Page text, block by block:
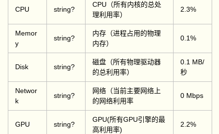
CPU string?
CPU（所有内核的总处
理利用率）
2.3%
Memor
y
string?
内存（进程占用的物理
内存）
0.1%
Disk string?
磁盘（所有物理驱动器
的总利用率）
0.1 MB/
秒
Networ
k
string?
网络（当前主要网络上
的网络利用率
0 Mbps
GPU string?
GPU(所有GPU引擎的最
高利用率)
2.2%